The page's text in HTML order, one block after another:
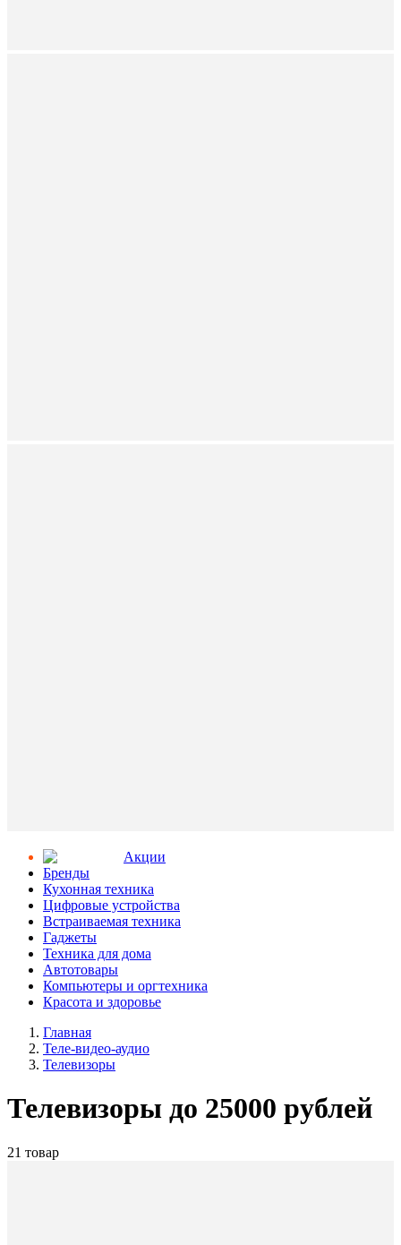
Aкции
Бренды
Кухонная техника
Цифровые устройства
Встраиваемая техника
Гаджеты
Техника для дома
Автотовары
Компьютеры и оргтехника
Красота и здоровье
Главная
Теле-видео-аудио
Телевизоры
Телевизоры до 25000 рублей
21 товар